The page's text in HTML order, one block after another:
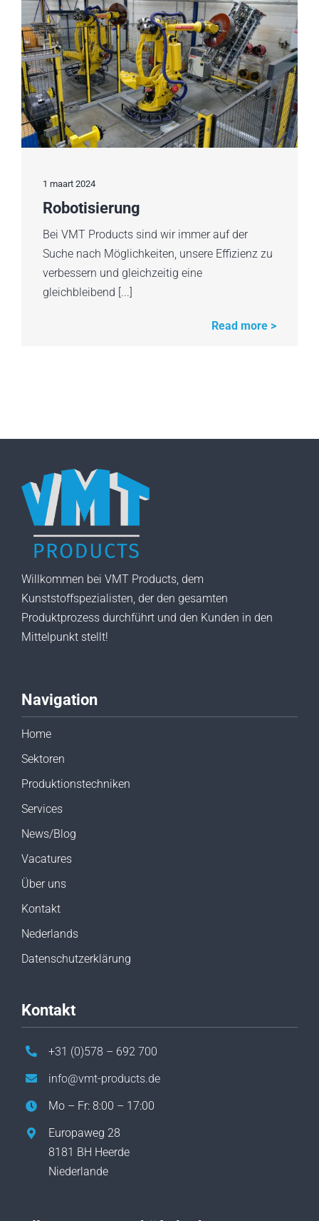
1 maart 2024
Robotisierung
Bei VMT Products sind wir immer auf der
Suche nach Möglichkeiten, unsere Effizienz zu
verbessern und gleichzeitig eine
gleichbleibend [...]
Read more >
Willkommen bei VMT Products, dem
Kunststoffspezialisten, der den gesamten
Produktprozess durchführt und den Kunden in den
Mittelpunkt stellt!
Navigation
Home
Sektoren
Produktionstechniken
Services
News/Blog
Vacatures
Über uns
Kontakt
Nederlands
Datenschutzerklärung
Kontakt
+31 (0)578 – 692 700
info@vmt-products.de
Mo – Fr: 8:00 – 17:00
Europaweg 28
8181 BH Heerde
Niederlande